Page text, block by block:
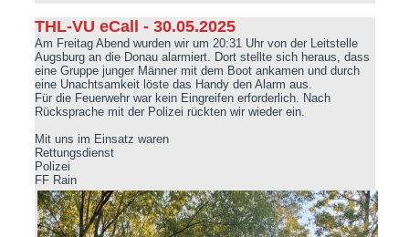
THL-VU eCall - 30.05.2025
Am Freitag Abend wurden wir um 20:31 Uhr von der Leitstelle
Augsburg an die Donau alarmiert. Dort stellte sich heraus, dass
eine Gruppe junger Männer mit dem Boot ankamen und durch
eine Unachtsamkeit löste das Handy den Alarm aus.
Für die Feuerwehr war kein Eingreifen erforderlich. Nach
Rücksprache mit der Polizei rückten wir wieder ein.
Mit uns im Einsatz waren
Rettungsdienst
Polizei
FF Rain